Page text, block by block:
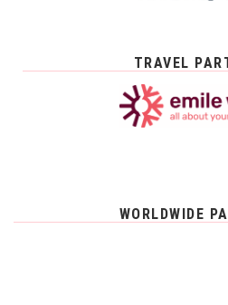
TRAVEL
WORLDWIDE